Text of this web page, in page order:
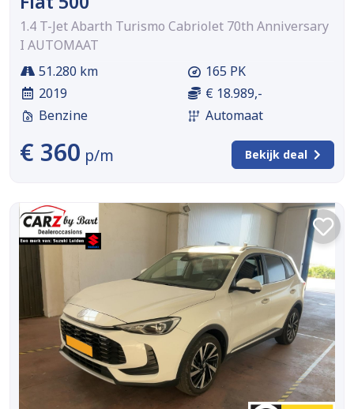
1.4 T-Jet Abarth Turismo Cabriolet 70th Anniversary
I AUTOMAAT
51.280 km
2019
Benzine
165 PK
€ 18.989,-
Automaat
€ 360 p/m Bekijk deal